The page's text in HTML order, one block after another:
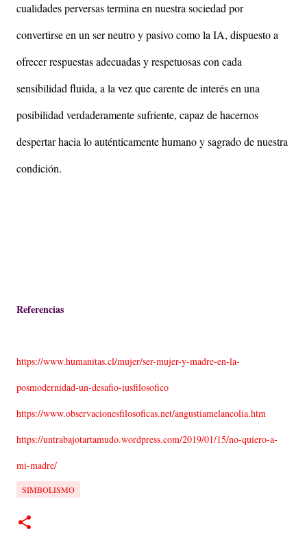
cualidades perversas termina en nuestra sociedad por
convertirse en un ser neutro y pasivo como la IA, dispuesto a
ofrecer respuestas adecuadas y respetuosas con cada
sensibilidad fluida, a la vez que carente de interés en una
posibilidad verdaderamente sufriente, capaz de hacernos
despertar hacia lo auténticamente humano y sagrado de nuestra
condición.
Referencias
https://www.humanitas.cl/mujer/ser-mujer-y-madre-en-la-
posmodernidad-un-desafio-iusfilosofico
https://www.observacionesfilosoficas.net/angustiamelancolia.htm
https://untrabajotartamudo.wordpress.com/2019/01/15/no-quiero-a-
mi-madre/
SIMBOLISMO